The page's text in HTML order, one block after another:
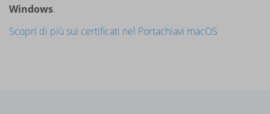
Windows.
Scopri di più sui certificati nel Portachiavi macOS